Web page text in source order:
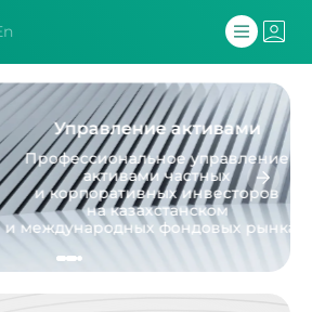
активами
управление
активами частных
инвесторов
казахстанском
фондовых рынках.